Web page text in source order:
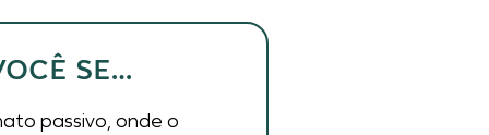
SE…
passivo, onde o